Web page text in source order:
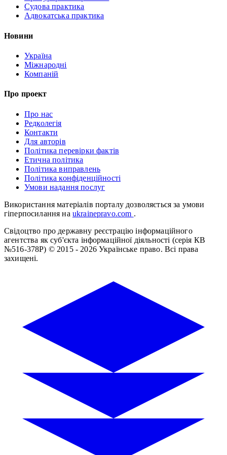
Судова практика
Адвокатська практика
Новини
Україна
Міжнародні
Компаній
Про проект
Про нас
Редколегія
Контакти
Для авторів
Політика перевірки фактів
Етична політика
Політика виправлень
Політика конфіденційності
Умови надання послуг
Використання матеріалів порталу дозволяється за умови
гіперпосилання на ukrainepravo.com .
Свідоцтво про державну реєстрацію інформаційного
агентства як суб'єкта інформаційної діяльності (серія КВ
№516-378Р) © 2015 - 2026 Українське право. Всі права
захищені.